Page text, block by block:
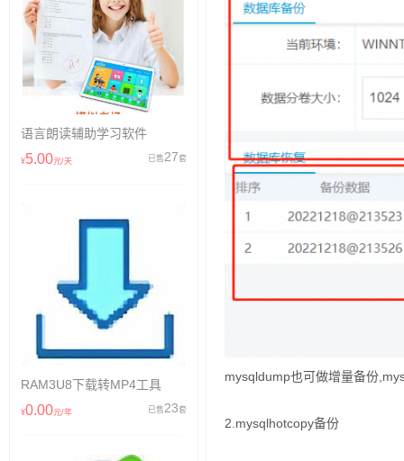
语言朗读辅助学习软件
¥5.00元/天 已售 27套
RAM3U8下载转MP4工具
¥0.00元/年 已售 23套
mysqldump也可做增量备份
2.mysqlhotcopy备份